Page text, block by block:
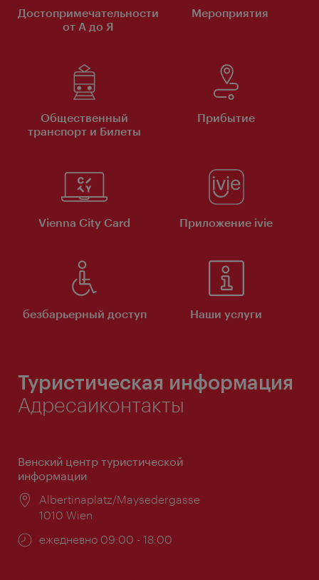
Достопримечательности
от А до Я
Мероприятия
Общественный
транспорт и Билеты
Прибытие
Vienna City Card Приложение ivie
безбарьерный доступ Наши услуги
Туристическая информация
Адресаиконтакты
Венский центр туристической
информации
Расположение:
Albertinaplatz/Maysedergasse
1010 Wien
Часы
ежедневно 09:00 - 18:00